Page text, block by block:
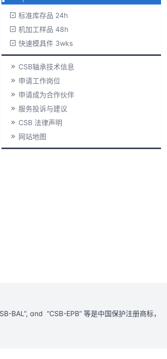
标准库存品 24h
机加工样品 48h
快速模具件 3wks
CSB轴承技术信息
申请工作岗位
申请成为合作伙伴
服务投诉与建议
CSB 法律声明
网站地图
BAL”, and “CSB-EPB” 等是中国保护注册商标，